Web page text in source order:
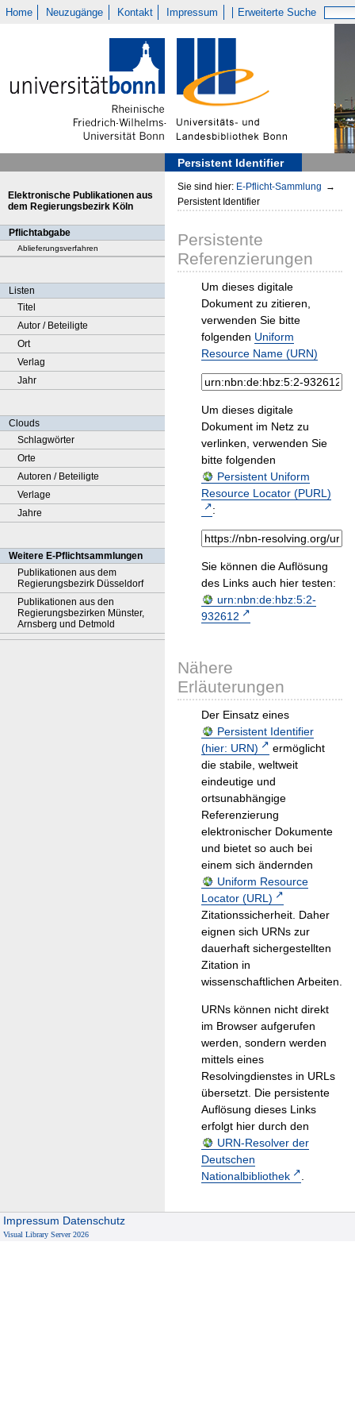
Home Neuzugänge Kontakt Impressum Erweiterte Suche
Persistent Identifier
Elektronische Publikationen aus
dem Regierungsbezirk Köln
Pflichtabgabe
Ablieferungsverfahren
Listen
Titel
Autor / Beteiligte
Ort
Verlag
Jahr
Clouds
Schlagwörter
Orte
Autoren / Beteiligte
Verlage
Jahre
Weitere E-Pflichtsammlungen
Publikationen aus dem
Regierungsbezirk Düsseldorf
Publikationen aus den
Regierungsbezirken Münster,
Arnsberg und Detmold
Sie sind hier: E-Pflicht-Sammlung →
Persistent Identifier
Persistente
Referenzierungen
Um dieses digitale
Dokument zu zitieren,
verwenden Sie bitte
folgenden Uniform
Resource Name (URN)
Um dieses digitale
Dokument im Netz zu
verlinken, verwenden Sie
bitte folgenden
Persistent Uniform
Resource Locator (PURL)
:
Sie können die Auflösung
des Links auch hier testen:
urn:nbn:de:hbz:5:2-
932612
Nähere
Erläuterungen
Der Einsatz eines
Persistent Identifier
(hier: URN)
ermöglicht
die stabile, weltweit
eindeutige und
ortsunabhängige
Referenzierung
elektronischer Dokumente
und bietet so auch bei
einem sich ändernden
Uniform Resource
Locator (URL)
Zitationssicherheit. Daher
eignen sich URNs zur
dauerhaft sichergestellten
Zitation in
wissenschaftlichen Arbeiten.
URNs können nicht direkt
im Browser aufgerufen
werden, sondern werden
mittels eines
Resolvingdienstes in URLs
übersetzt. Die persistente
Auflösung dieses Links
erfolgt hier durch den
URN-Resolver der
Deutschen
Nationalbibliothek
.
Impressum Datenschutz
Visual Library Server 2026